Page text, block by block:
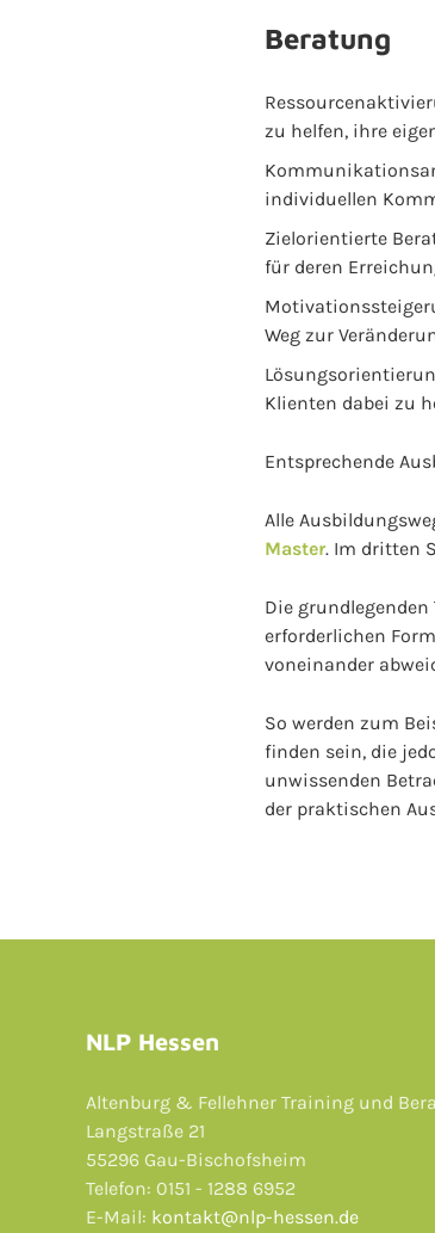
Beratung
zu helfen, ihre
individuellen
Zielorientierte
für deren
Weg zur
Klienten dabei zu
Entsprechende
Alle
Master. Im dritten
Die
erforderlichen
voneinander
So werden zum
finden sein, die
unwissenden
der praktischen
NLP Hessen
Altenburg & Fellehner Training und
Langstraße 21
55296 Gau-Bischofsheim
Telefon: 0151 - 1288 6952
E-Mail: kontakt@nlp-hessen.de